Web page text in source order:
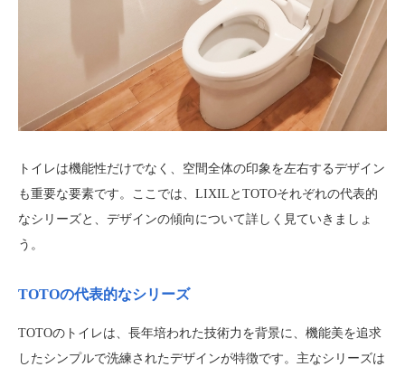
トイレは機能性だけでなく、空間全体の印象を左右するデザイン
も重要な要素です。ここでは、LIXILとTOTOそれぞれの代表的
なシリーズと、デザインの傾向について詳しく見ていきましょ
う。
TOTOの代表的なシリーズ
TOTOのトイレは、長年培われた技術力を背景に、機能美を追求
したシンプルで洗練されたデザインが特徴です。主なシリーズは